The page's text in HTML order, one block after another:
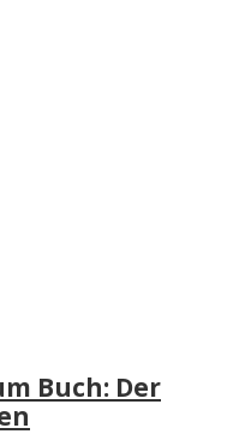
Buch: Der